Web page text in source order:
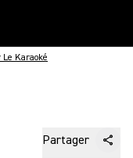
Karaoké
Partager